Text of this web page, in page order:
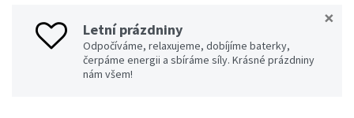
×
Letní prázdniny
Odpočíváme, relaxujeme, dobíjíme baterky,
čerpáme energii a sbíráme síly. Krásné prázdniny
nám všem!